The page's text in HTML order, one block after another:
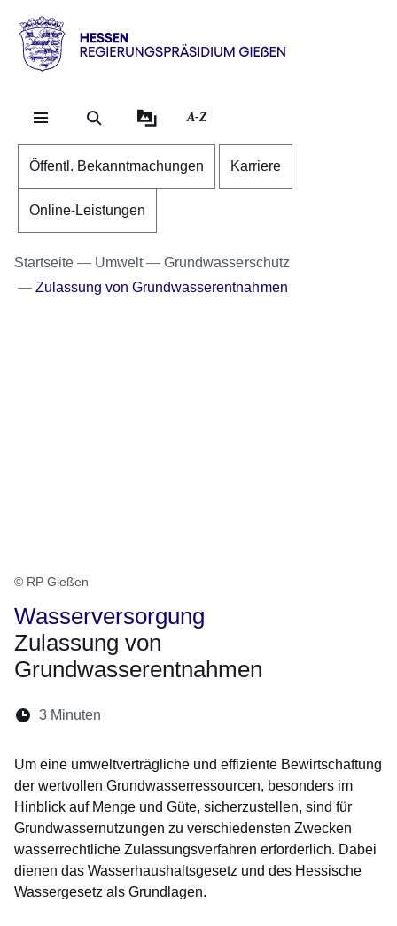
Direkt zum Kopf der
Direkt zum Inhalt
Direkt zum Fuß der
Hessen
RP
A-Z
Öffentl. Bekanntmachungen Karriere
Online-Leistungen
Startseite Umwelt
Grundwasserschutz
Zulassung von Grundwasserentnahmen
© RP Gießen
Wasserversorgung
Zulassung von
Grundwasserentnahmen
Lesedauer:
3 Minuten
Um eine umweltverträgliche und effiziente Bewirtschaftung
der wertvollen Grundwasserressourcen, besonders im
Hinblick auf Menge und Güte, sicherzustellen, sind für
Grundwassernutzungen zu verschiedensten Zwecken
wasserrechtliche Zulassungsverfahren erforderlich. Dabei
dienen das Wasserhaushaltsgesetz und des Hessische
Wassergesetz als Grundlagen.